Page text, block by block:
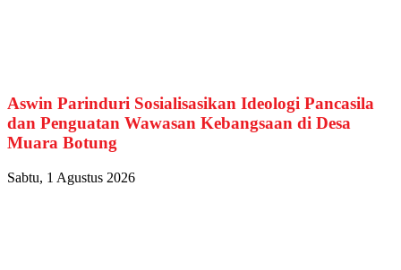
Aswin Parinduri Sosialisasikan Ideologi Pancasila
dan Penguatan Wawasan Kebangsaan di Desa
Muara Botung
Sabtu, 1 Agustus 2026